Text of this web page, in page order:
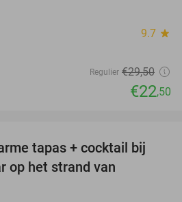
9.7 star
Regulier €29,50
€22,50
50%
tapas + cocktail bij
op het strand van